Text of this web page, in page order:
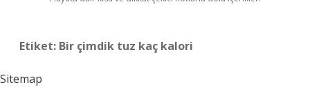
Etiket: Bir çimdik tuz kaç kalori
Sitemap